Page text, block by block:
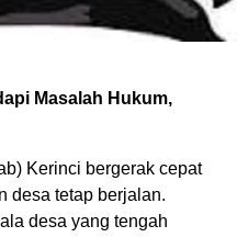
Masalah Hukum,
Kerinci bergerak cepat
desa tetap berjalan.
desa yang tengah